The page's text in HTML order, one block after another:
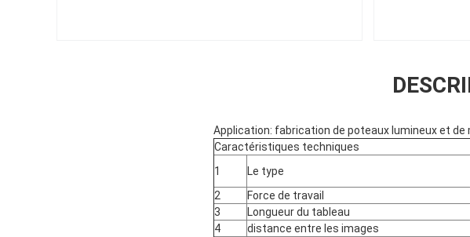
Application: fabrication de poteaux lumineux et
Caractéristiques techniques
1
Le type
2
Force de travail
3
Longueur du tableau
4
distance entre les images